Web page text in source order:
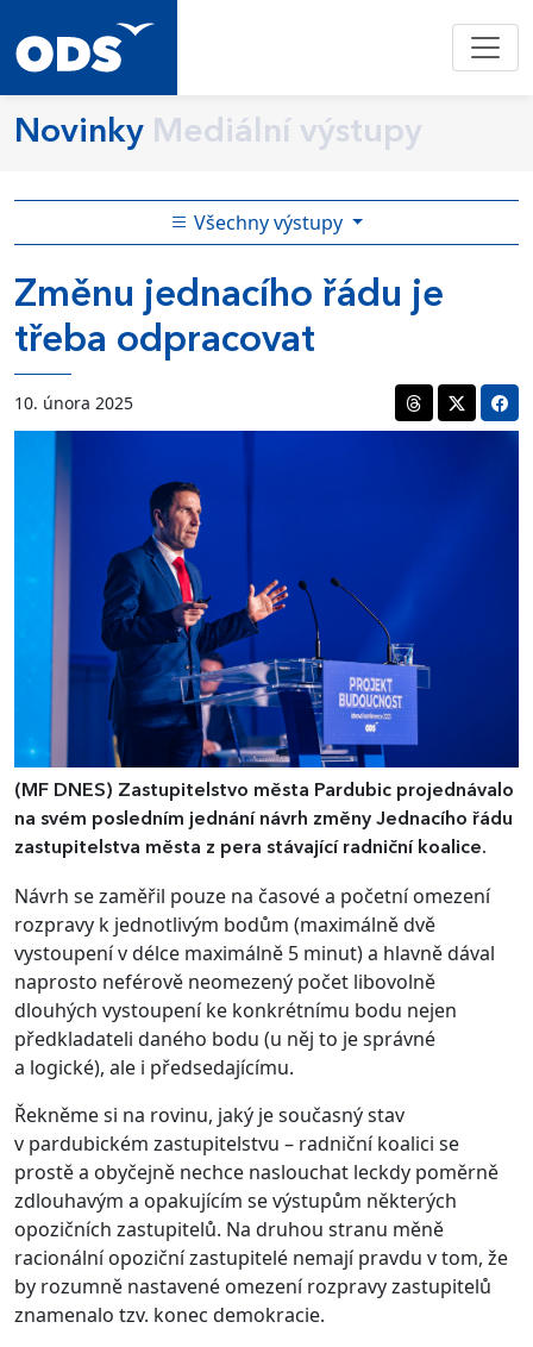
Novinky Mediální výstupy
Všechny výstupy
Změnu jednacího řádu je
třeba odpracovat
10. února 2025
(MF DNES) Zastupitelstvo města Pardubic projednávalo
na svém posledním jednání návrh změny Jednacího řádu
zastupitelstva města z pera stávající radniční koalice.
Návrh se zaměřil pouze na časové a početní omezení
rozpravy k jednotlivým bodům (maximálně dvě
vystoupení v délce maximálně 5 minut) a hlavně dával
naprosto neférově neomezený počet libovolně
dlouhých vystoupení ke konkrétnímu bodu nejen
předkladateli daného bodu (u něj to je správné
a logické), ale i předsedajícímu.
Řekněme si na rovinu, jaký je současný stav
v pardubickém zastupitelstvu – radniční koalici se
prostě a obyčejně nechce naslouchat leckdy poměrně
zdlouhavým a opakujícím se výstupům některých
opozičních zastupitelů. Na druhou stranu měně
racionální opoziční zastupitelé nemají pravdu v tom, že
by rozumně nastavené omezení rozpravy zastupitelů
znamenalo tzv. konec demokracie.